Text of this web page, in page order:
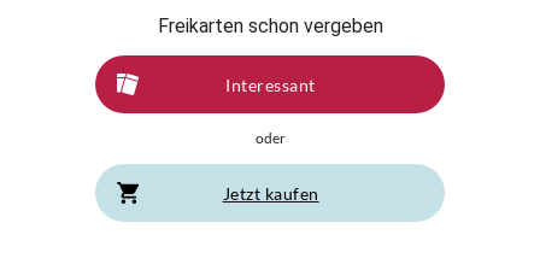
Freikarten schon vergeben
Interessant
oder
Jetzt kaufen